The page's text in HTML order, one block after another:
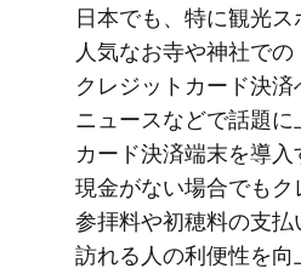
日本でも、​特に​観光ス
人気な​お寺や​神社での​
クレジットカード決
ニュースなどで​話題に​
カード決済端末を​導入
現金が​ない​場合でも​
参拝料や​初穂料の​支払
訪れる​人の​利便性を​向